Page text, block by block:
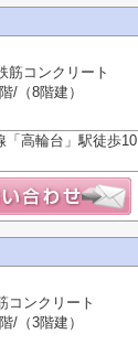
筋コンクリート
/（8階建）
「高輪台」駅徒歩10
コンクリート
/（3階建）